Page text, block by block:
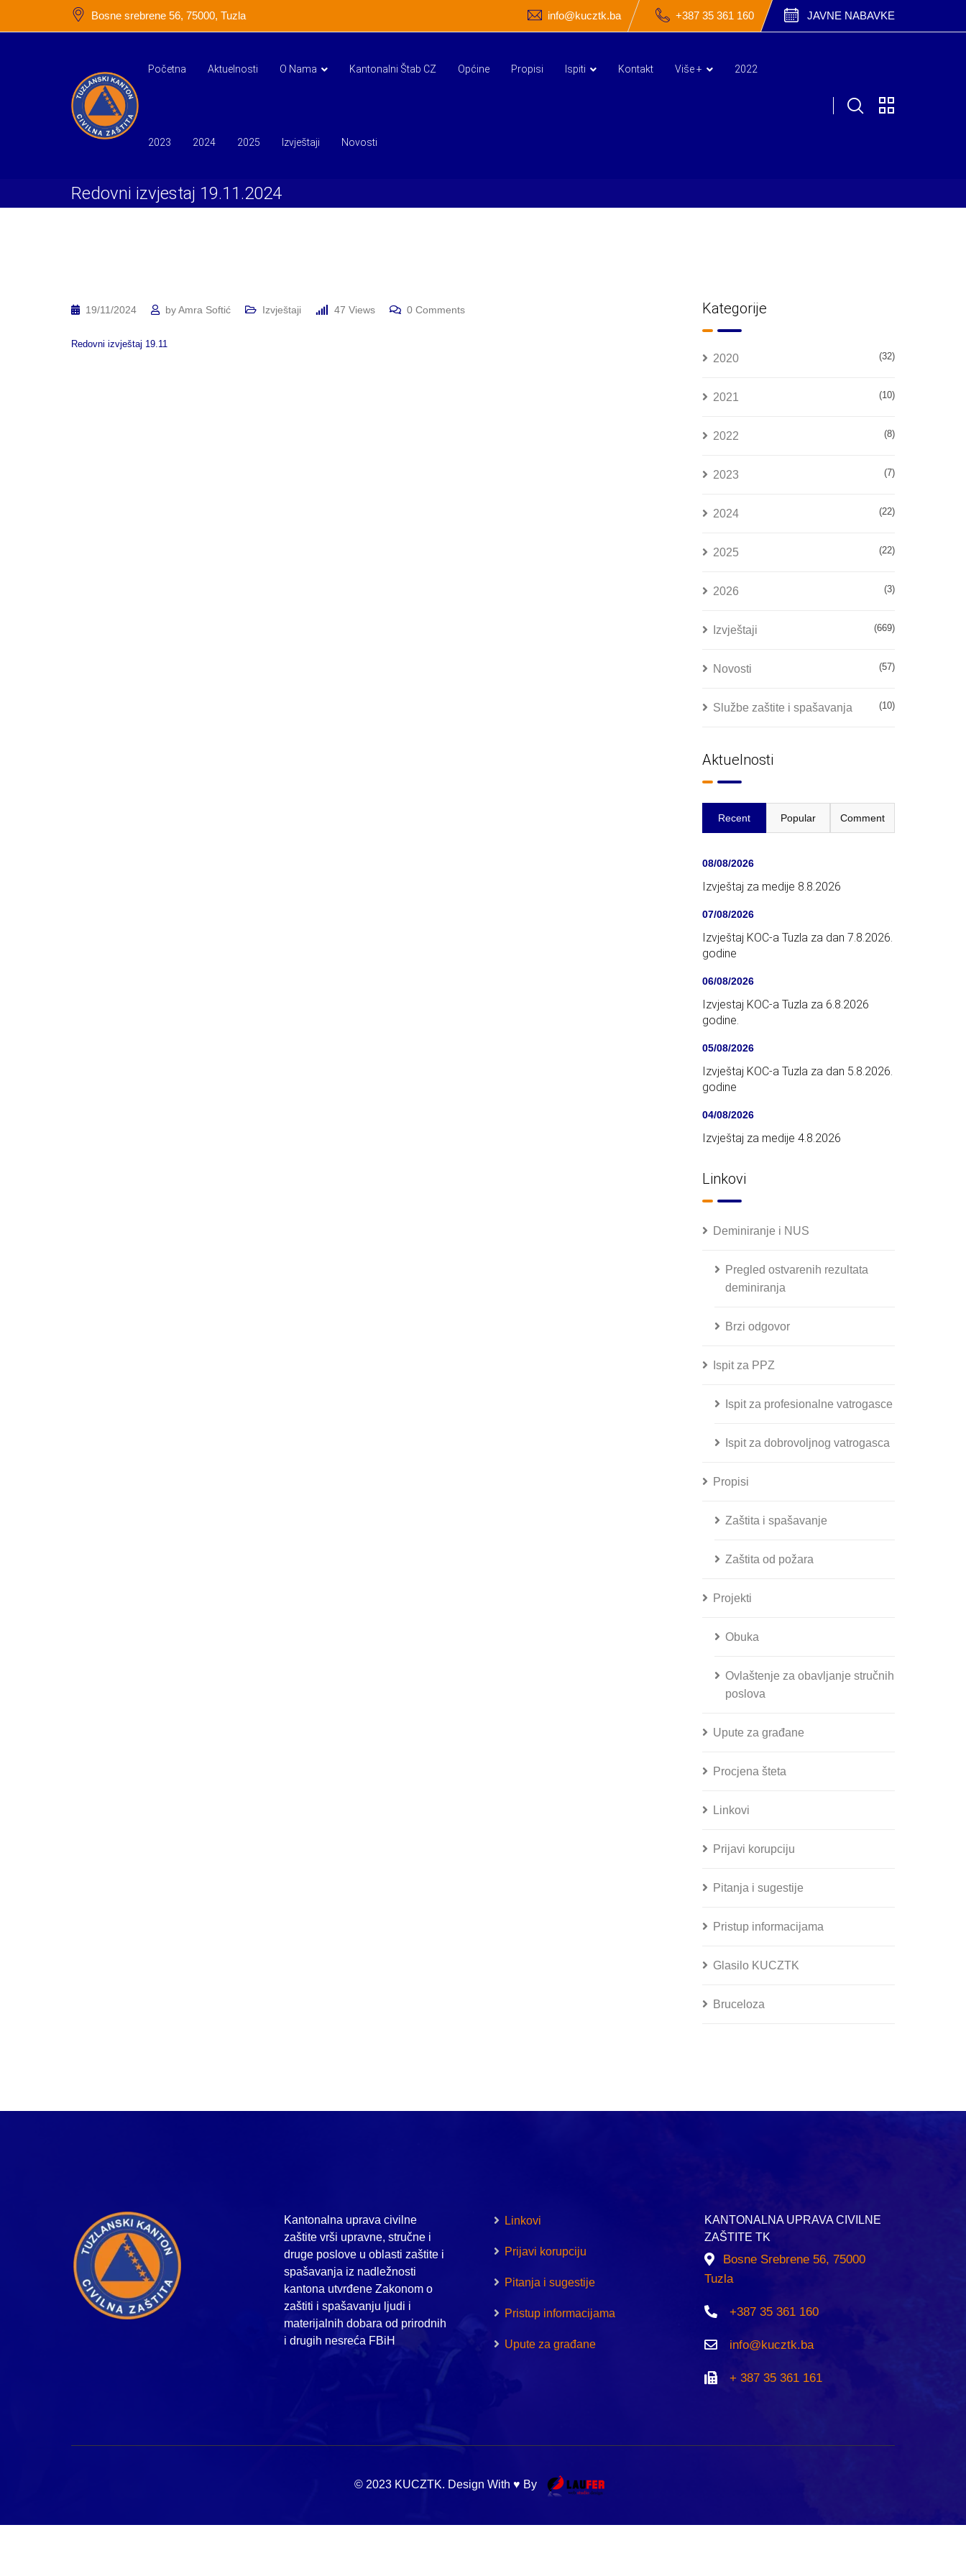
Bosne srebrene 56, 75000, Tuzla info@kucztk.ba +387 35 361 160 JAVNE NABAVKE
Početna Aktuelnosti O Nama Kantonalni Štab CZ Općine Propisi Ispiti Kontakt Više + 2022
2023 2024 2025 Izvještaji Novosti
Redovni izvjestaj 19.11.2024
19/11/2024 byAmra Softić Izvještaji 47 Views 0 Comments
Redovni izvještaj 19.11
Kategorije
2020 (32)
2021 (10)
2022 (8)
2023 (7)
2024 (22)
2025 (22)
2026 (3)
Izvještaji (669)
Novosti (57)
Službe zaštite i spašavanja (10)
Aktuelnosti
Recent Popular Comment
08/08/2026
Izvještaj za medije 8.8.2026
07/08/2026
Izvještaj KOC-a Tuzla za dan 7.8.2026.
godine
06/08/2026
Izvjestaj KOC-a Tuzla za 6.8.2026
godine.
05/08/2026
Izvještaj KOC-a Tuzla za dan 5.8.2026.
godine
04/08/2026
Izvještaj za medije 4.8.2026
Linkovi
Deminiranje i NUS
Pregled ostvarenih rezultata
deminiranja
Brzi odgovor
Ispit za PPZ
Ispit za profesionalne vatrogasce
Ispit za dobrovoljnog vatrogasca
Propisi
Zaštita i spašavanje
Zaštita od požara
Projekti
Obuka
Ovlaštenje za obavljanje stručnih
poslova
Upute za građane
Procjena šteta
Linkovi
Prijavi korupciju
Pitanja i sugestije
Pristup informacijama
Glasilo KUCZTK
Bruceloza
Kantonalna uprava civilne
zaštite vrši upravne, stručne i
druge poslove u oblasti zaštite i
spašavanja iz nadležnosti
kantona utvrđene Zakonom o
zaštiti i spašavanju ljudi i
materijalnih dobara od prirodnih
i drugih nesreća FBiH
Linkovi
Prijavi korupciju
Pitanja i sugestije
Pristup informacijama
Upute za građane
KANTONALNA UPRAVA CIVILNE
ZAŠTITE TK
Bosne Srebrene 56, 75000
Tuzla
+387 35 361 160
info@kucztk.ba
+ 387 35 361 161
© 2023 KUCZTK. Design With ♥ By